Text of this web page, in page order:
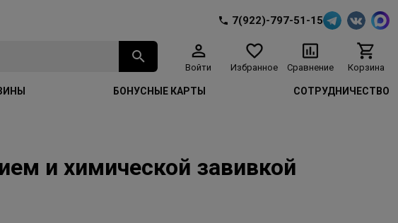
7(922)-797-51-15
Войти Избранное Сравнение Корзина
БОНУСНЫЕ КАРТЫ СОТРУДНИЧЕСТВО
и химической завивкой